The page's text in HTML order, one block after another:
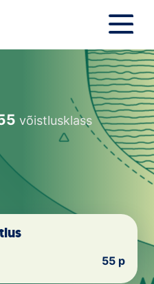
võistlusklass
55 p